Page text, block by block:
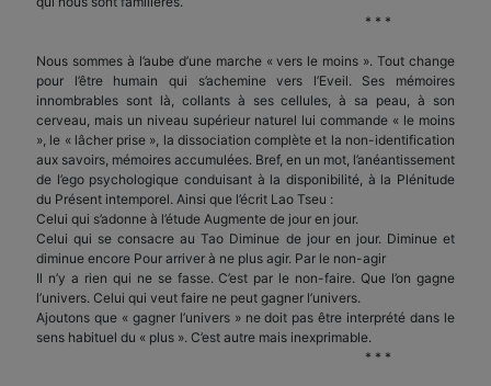
* * *
Nous sommes à l’aube d’une marche « vers le moins ». Tout change
pour l’être humain qui s’achemine vers l’Eveil. Ses mémoires
innombrables sont là, collants à ses cellules, à sa peau, à son
cerveau, mais un niveau supérieur naturel lui commande « le moins
», le « lâcher prise », la dissociation complète et la non-identification
aux savoirs, mémoires accumulées. Bref, en un mot, l’anéantissement
de l’ego psychologique conduisant à la disponibilité, à la Plénitude
du Présent intemporel. Ainsi que l’écrit Lao Tseu :
Celui qui s’adonne à l’étude Augmente de jour en jour.
Celui qui se consacre au Tao Diminue de jour en jour. Diminue et
diminue encore Pour arriver à ne plus agir. Par le non-agir
Il n’y a rien qui ne se fasse. C’est par le non-faire. Que l’on gagne
l’univers. Celui qui veut faire ne peut gagner l’univers.
Ajoutons que « gagner l’univers » ne doit pas être interprété dans le
sens habituel du « plus ». C’est autre mais inexprimable.
* * *